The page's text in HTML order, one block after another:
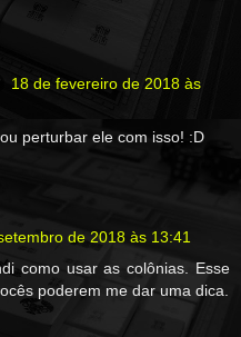
18 de fevereiro de 2018 às
perturbar ele com isso! :D
de 2018 às 13:41
como usar as colônias. Esse
poderem me dar uma dica.